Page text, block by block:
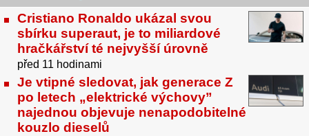
Cristiano Ronaldo ukázal svou
sbírku superaut, je to miliardové
hračkářství té nejvyšší úrovně
před 11 hodinami
Je vtipné sledovat, jak generace Z
po letech „elektrické výchovy”
najednou objevuje nenapodobitelné
kouzlo dieselů